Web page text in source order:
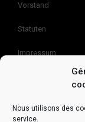
Nous utilisons des
service.
Vorstand
Statuten
Impressum
Association